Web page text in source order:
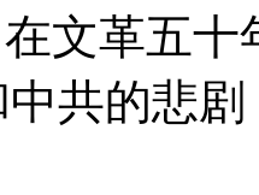
文革五
共的悲